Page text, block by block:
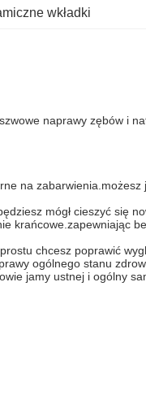
wkładki
naprawy zębów i
na
mógł cieszyć się
krańcowe.zapewniając
chcesz poprawić
ogólnego stanu
jamy ustnej i ogólny